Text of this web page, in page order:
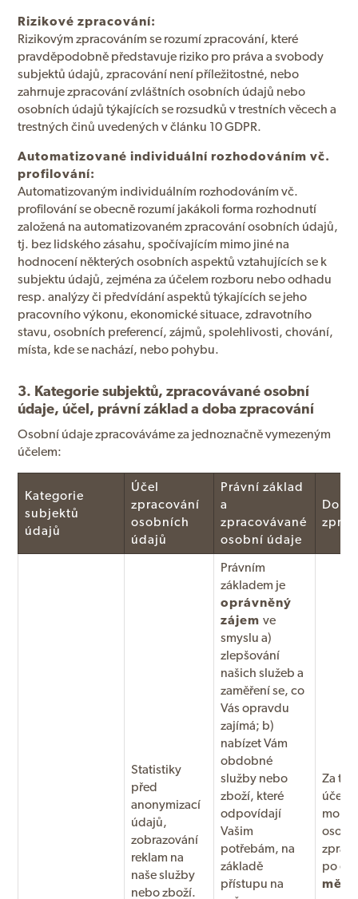
Rizikové zpracování:
Rizikovým zpracováním se rozumí zpracování, které
pravděpodobně představuje riziko pro práva a svobody
subjektů údajů, zpracování není příležitostné, nebo
zahrnuje zpracování zvláštních osobních údajů nebo
osobních údajů týkajících se rozsudků v trestních věcech a
trestných činů uvedených v článku 10 GDPR.
Automatizované individuální rozhodováním vč.
profilování:
Automatizovaným individuálním rozhodováním vč.
profilování se obecně rozumí jakákoli forma rozhodnutí
založená na automatizovaném zpracování osobních údajů,
tj. bez lidského zásahu, spočívajícím mimo jiné na
hodnocení některých osobních aspektů vztahujících se k
subjektu údajů, zejména za účelem rozboru nebo odhadu
resp. analýzy či předvídání aspektů týkajících se jeho
pracovního výkonu, ekonomické situace, zdravotního
stavu, osobních preferencí, zájmů, spolehlivosti, chování,
místa, kde se nachází, nebo pohybu.
3. Kategorie subjektů, zpracovávané osobní
údaje, účel, právní základ a doba zpracování
Osobní údaje zpracováváme za jednoznačně vymezeným
účelem:
Kategorie
subjektů
údajů
Účel
zpracování
osobních
údajů
Právní základ
a
zpracovávané
osobní údaje
Doba
Statistiky
před
anonymizací
údajů,
zobrazování
reklam na
naše služby
nebo zboží.
Právním
základem je
oprávněný
zájemve
smyslu a)
zlepšování
našich služeb a
zaměření se, co
Vás opravdu
zajímá; b)
nabízet Vám
obdobné
služby nebo
zboží, které
odpovídají
Vašim
potřebám, na
základě
přístupu na
Za
po